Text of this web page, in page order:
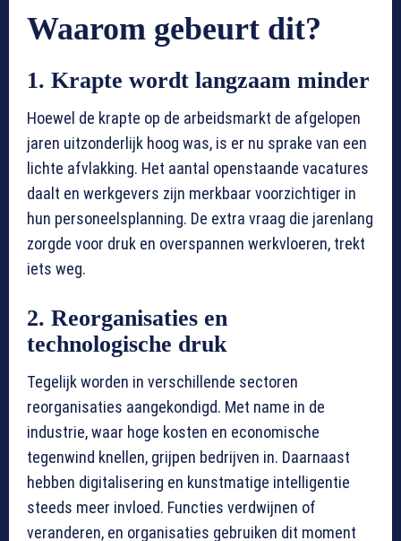
Waarom gebeurt dit?
1. Krapte wordt langzaam minder
Hoewel de krapte op de arbeidsmarkt de afgelopen
jaren uitzonderlijk hoog was, is er nu sprake van een
lichte afvlakking. Het aantal openstaande vacatures
daalt en werkgevers zijn merkbaar voorzichtiger in
hun personeelsplanning. De extra vraag die jarenlang
zorgde voor druk en overspannen werkvloeren, trekt
iets weg.
2. Reorganisaties en
technologische druk
Tegelijk worden in verschillende sectoren
reorganisaties aangekondigd. Met name in de
industrie, waar hoge kosten en economische
tegenwind knellen, grijpen bedrijven in. Daarnaast
hebben digitalisering en kunstmatige intelligentie
steeds meer invloed. Functies verdwijnen of
veranderen, en organisaties gebruiken dit moment